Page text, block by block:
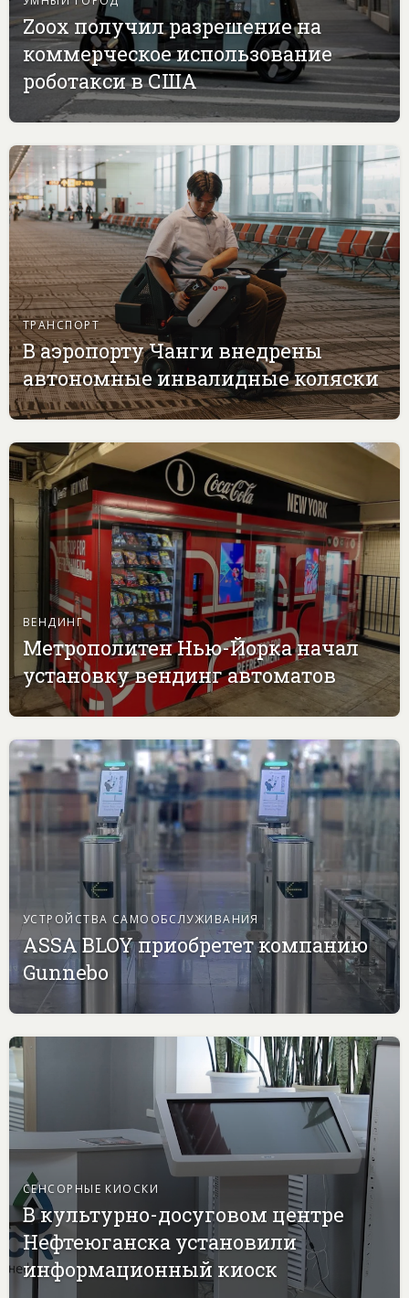
Zoox получил разрешение на
коммерческое использование
роботакси в США
ТРАНСПОРТ
В аэропорту Чанги внедрены
автономные инвалидные коляски
ВЕНДИНГ
Метрополитен Нью-Йорка начал
установку вендинг автоматов
УСТРОЙСТВА САМООБСЛУЖИВАНИЯ
ASSA BLOY приобретет компанию
Gunnebo
СЕНСОРНЫЕ КИОСКИ
В культурно-досуговом центре
Нефтеюганска установили
информационный киоск